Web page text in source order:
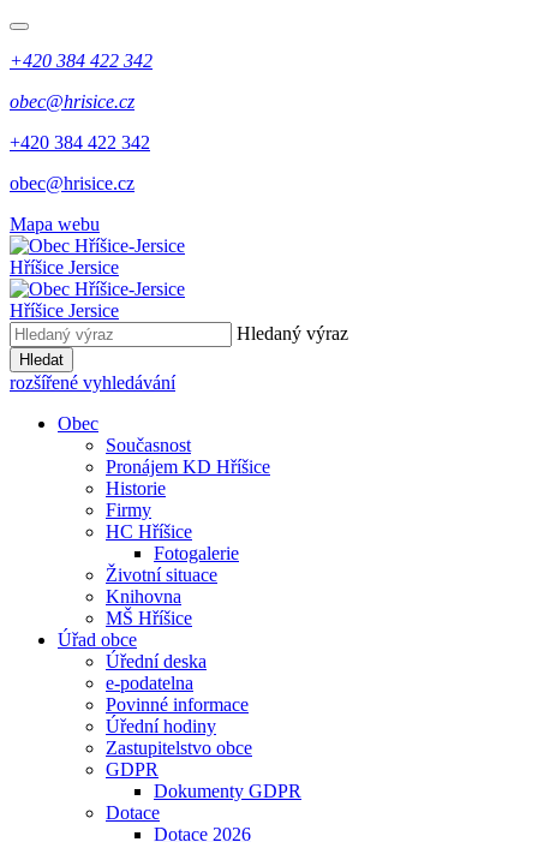
+420 384 422 342
obec@hrisice.cz
+420 384 422 342
obec@hrisice.cz
Mapa webu
Hříšice Jersice
Hříšice Jersice
Hledaný výraz
Hledat
rozšířené vyhledávání
Obec
Současnost
Pronájem KD Hříšice
Historie
Firmy
HC Hříšice
Fotogalerie
Životní situace
Knihovna
MŠ Hříšice
Úřad obce
Úřední deska
e-podatelna
Povinné informace
Úřední hodiny
Zastupitelstvo obce
GDPR
Dokumenty GDPR
Dotace
Dotace 2026